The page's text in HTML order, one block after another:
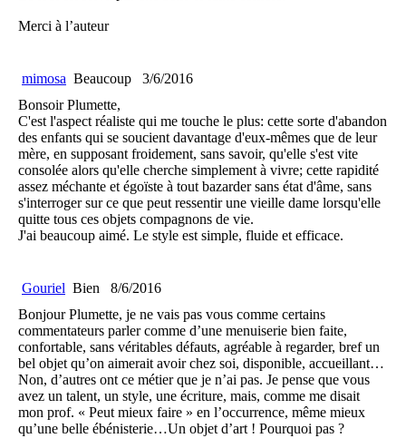
Merci à l’auteur
mimosa Beaucoup
3/6/2016
Bonsoir Plumette,
C'est l'aspect réaliste qui me touche le plus: cette sorte d'abandon
des enfants qui se soucient davantage d'eux-mêmes que de leur
mère, en supposant froidement, sans savoir, qu'elle s'est vite
consolée alors qu'elle cherche simplement à vivre; cette rapidité
assez méchante et égoïste à tout bazarder sans état d'âme, sans
s'interroger sur ce que peut ressentir une vieille dame lorsqu'elle
quitte tous ces objets compagnons de vie.
J'ai beaucoup aimé. Le style est simple, fluide et efficace.
Gouriel Bien
8/6/2016
Bonjour Plumette, je ne vais pas vous comme certains
commentateurs parler comme d’une menuiserie bien faite,
confortable, sans véritables défauts, agréable à regarder, bref un
bel objet qu’on aimerait avoir chez soi, disponible, accueillant…
Non, d’autres ont ce métier que je n’ai pas. Je pense que vous
avez un talent, un style, une écriture, mais, comme me disait
mon prof. « Peut mieux faire » en l’occurrence, même mieux
qu’une belle ébénisterie…Un objet d’art ! Pourquoi pas ?